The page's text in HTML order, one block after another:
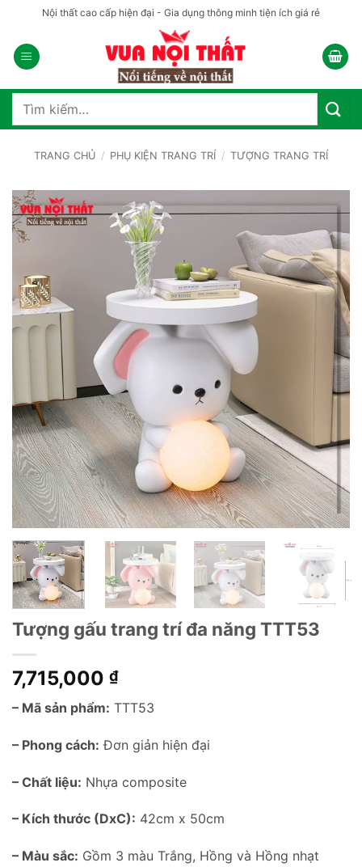
nội
dung
Nội thất cao cấp hiện đại - Gia dụng thông minh tiện ích giá rẻ
Tìm
TRANG CHỦ / PHỤ KIỆN TRANG TRÍ / TƯỢNG TRANG TRÍ
Tượng gấu trang trí đa năng TTT53
7,715,000 ₫
– Mã sản phẩm: TTT53
– Phong cách: Đơn giản hiện đại
– Chất liệu: Nhựa composite
– Kích thước (DxC): 42cm x 50cm
– Màu sắc: Gồm 3 màu Trắng, Hồng và Hồng nhạt